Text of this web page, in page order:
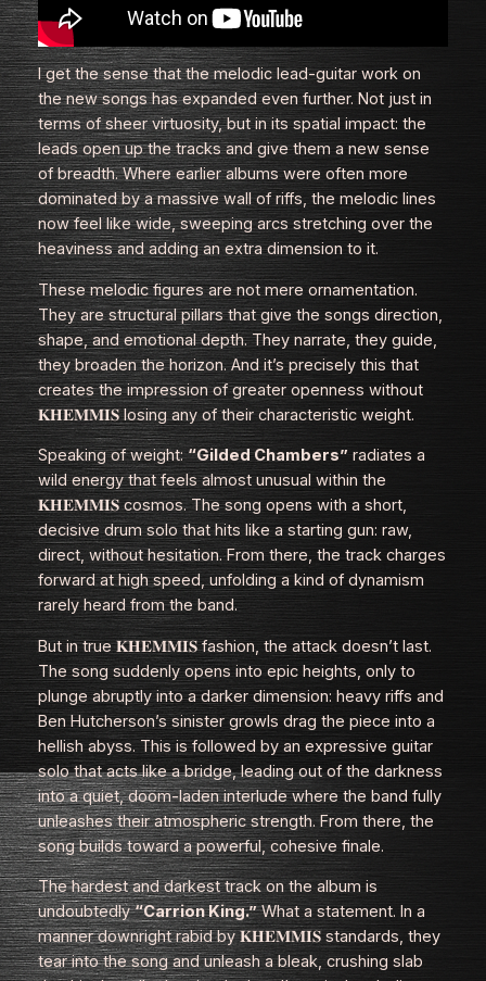
I get the sense that the melodic lead‑guitar work on
the new songs has expanded even further. Not just in
terms of sheer virtuosity, but in its spatial impact: the
leads open up the tracks and give them a new sense
of breadth. Where earlier albums were often more
dominated by a massive wall of riffs, the melodic lines
now feel like wide, sweeping arcs stretching over the
heaviness and adding an extra dimension to it.
These melodic figures are not mere ornamentation.
They are structural pillars that give the songs direction,
shape, and emotional depth. They narrate, they guide,
they broaden the horizon. And it’s precisely this that
creates the impression of greater openness without
𝐊𝐇𝐄𝐌𝐌𝐈𝐒 losing any of their characteristic weight.
Speaking of weight:“Gilded Chambers” radiates a
wild energy that feels almost unusual within the
𝐊𝐇𝐄𝐌𝐌𝐈𝐒 cosmos. The song opens with a short,
decisive drum solo that hits like a starting gun: raw,
direct, without hesitation. From there, the track charges
forward at high speed, unfolding a kind of dynamism
rarely heard from the band.
But in true 𝐊𝐇𝐄𝐌𝐌𝐈𝐒 fashion, the attack doesn’t last.
The song suddenly opens into epic heights, only to
plunge abruptly into a darker dimension: heavy riffs and
Ben Hutcherson’s sinister growls drag the piece into a
hellish abyss. This is followed by an expressive guitar
solo that acts like a bridge, leading out of the darkness
into a quiet, doom‑laden interlude where the band fully
unleashes their atmospheric strength. From there, the
song builds toward a powerful, cohesive finale.
The hardest and darkest track on the album is
undoubtedly“Carrion King.”What a statement. In a
manner downright rabid by 𝐊𝐇𝐄𝐌𝐌𝐈𝐒 standards, they
tear into the song and unleash a bleak, crushing slab